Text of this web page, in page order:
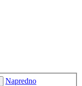
Napredno